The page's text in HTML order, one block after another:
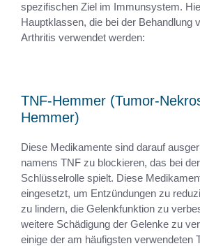
spezifischen Ziel im Immunsystem.
Hauptklassen, die bei der Behandlung
Arthritis verwendet werden:
TNF-Hemmer (Tumor-
Hemmer)
Diese Medikamente sind darauf
namens TNF zu blockieren, das bei
Schlüsselrolle spielt. Diese
eingesetzt, um Entzündungen zu
zu lindern, die Gelenkfunktion zu
weitere Schädigung der Gelenke zu
einige der am häufigsten verwendeten